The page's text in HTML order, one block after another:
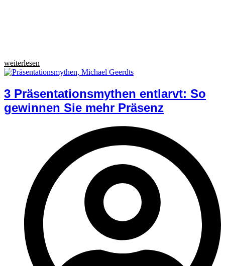
weiterlesen
3 Präsentationsmythen entlarvt: So
gewinnen Sie mehr Präsenz